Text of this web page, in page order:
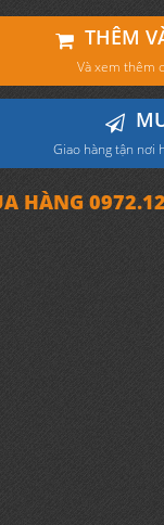
THÊM
Và xem thêm
Giao hàng tận nơi
HÀNG